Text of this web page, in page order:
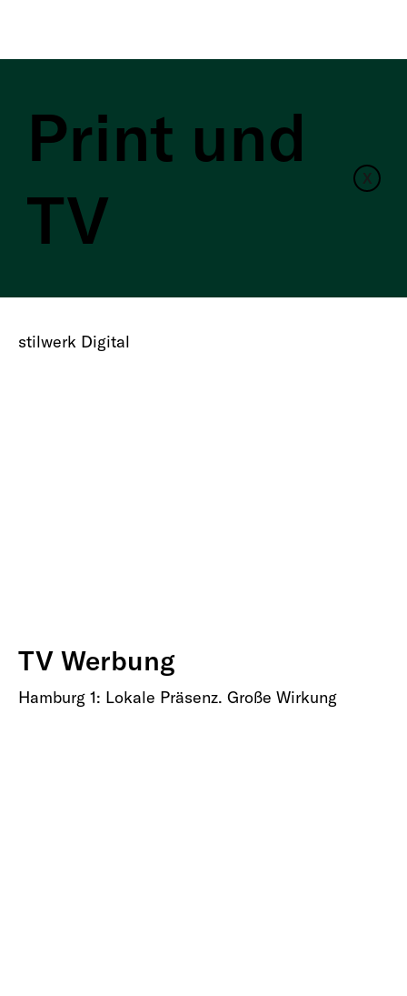
TV Werbung
stilwerk Digital
Hamburg 1: Lokale Präsenz. Große Wirkung
Print und
TV
X